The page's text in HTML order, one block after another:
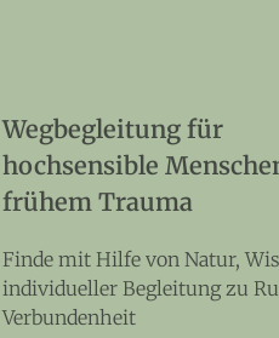
Wegbegleitung für
hochsensible
frühem Trauma
Finde mit Hilfe von Natur,
individueller Begleitung zu
Verbundenheit